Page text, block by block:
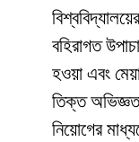
বহিরাগত
হওয়া এবং
তিক্ত
নিয়োগের